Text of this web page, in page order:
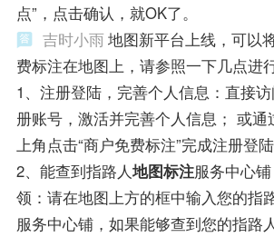
点”，点击确认，就OK了。
吉时小雨地图新平台上线，可以
费标注在地图上，请参照一下几点进
1、注册登陆，完善个人信息：直接
册账号，激活并完善个人信息； 或通
上角点击“商户免费标注”完成注册登陆
2、能查到指路人地图标注服务中心
领：请在地图上方的框中输入您的指
服务中心铺，如果能够查到您的指路